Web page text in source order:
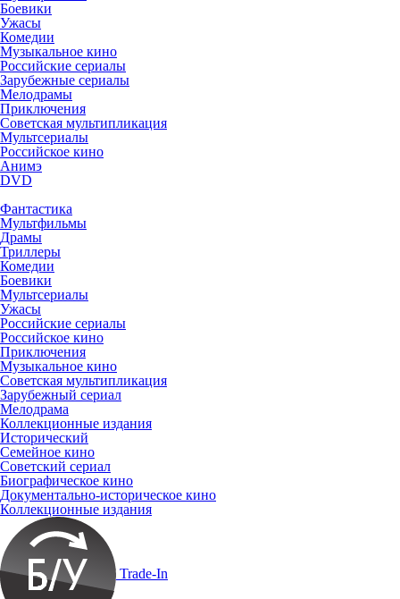
Боевики
Ужасы
Комедии
Музыкальное кино
Российские сериалы
Зарубежные сериалы
Мелодрамы
Приключения
Советская мультипликация
Мультсериалы
Российское кино
Анимэ
DVD
Фантастика
Мультфильмы
Драмы
Триллеры
Комедии
Боевики
Мультсериалы
Ужасы
Российские сериалы
Российское кино
Приключения
Музыкальное кино
Советская мультипликация
Зарубежный сериал
Мелодрама
Коллекционные издания
Исторический
Семейное кино
Советский сериал
Биографическое кино
Документально-историческое кино
Коллекционные издания
Trade-In